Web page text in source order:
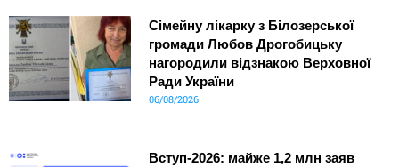
Сімейну лікарку з Білозерської
громади Любов Дрогобицьку
нагородили відзнакою Верховної
Ради України
06/08/2026
Вступ-2026: майже 1,2 млн заяв